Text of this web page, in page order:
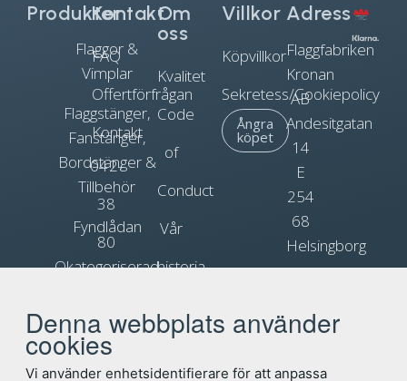
Denna webbplats använder
cookies
Vi använder enhetsidentifierare för att anpassa
Adress
Flaggfabriken
Kronan
AB
Andesitgatan
14
E
254
68
Helsingborg
0897
Kontakt
FAQ
Offertförfrågan
Kontakt
042-
38
80
info@flagga.com
Om
oss
Kvalitet
Code
of
Conduct
Vår
historia
Flaggregler
Villkor
Köpvillkor
Sekretess/Cookiepolicy
Ångra
köpet
Produkter
Flaggor &
Vimplar
Flaggstänger,
Fanstänger,
Bordstänger &
Tillbehör
Fyndlådan
Okategoriserad